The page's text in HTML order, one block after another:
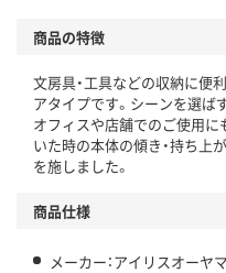
商品の特徴
文房具・工具などの収納に便
アタイプです。シーンを選ば
オフィスや店舗でのご使用に
いた時の本体の傾き・持ち上
を施しました。
商品仕様
メーカー：アイリスオーヤマ